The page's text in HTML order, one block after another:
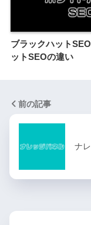
ブラックハット
ットSEOの違い
前の記事
ナ